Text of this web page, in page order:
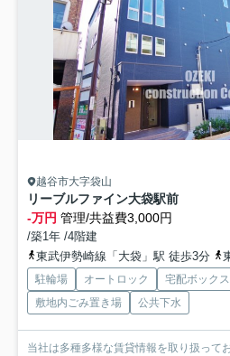
越谷市大字袋山
リーブルファイン大袋駅前
-万円 管理/共益費3,000円
/築1年 /4階建
東武伊勢崎線「大袋」駅 徒歩3分
駐輪場 オートロック 宅配ボックス
敷地内ごみ置き場
公共下水
当社は多種多様な賃貸情報を取り扱って